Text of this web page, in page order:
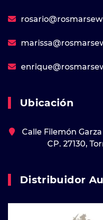
Ubicación
Calle Filemón
CP. 27130,
Distribuidor